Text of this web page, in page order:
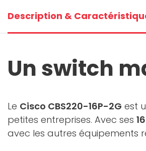
Description &
Un switch
Le Cisco CBS220-16P-2G est
petites entreprises. Avec ses
avec les autres équipements